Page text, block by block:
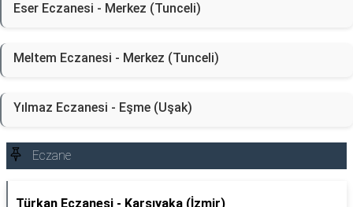
Eser Eczanesi - Merkez (Tunceli)
Meltem Eczanesi - Merkez (Tunceli)
Yılmaz Eczanesi - Eşme (Uşak)
Eczane
Türkan Eczanesi - Karşıyaka (İzmir)